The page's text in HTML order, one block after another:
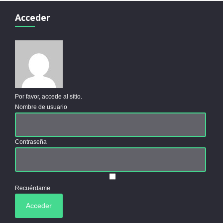
Acceder
Por favor, accede al sitio.
Nombre de usuario
Contraseña
Recuérdame